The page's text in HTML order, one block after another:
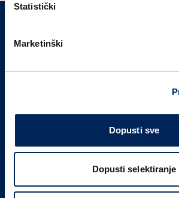
Statistički
Marketinški
Dopusti sve
Dopusti selektiranje
PRIJAVITE SE NA NAŠ
MLINAR pekarska industrija d.o.o.
Radnička cesta 228c
HR-10000 Zagreb